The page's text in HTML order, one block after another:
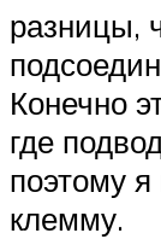
разницы,
Конечно
где
поэтому
клемму.